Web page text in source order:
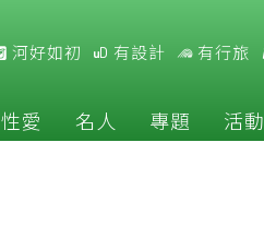
河好如初 有設計 有行旅
性愛 名人 專題 活動